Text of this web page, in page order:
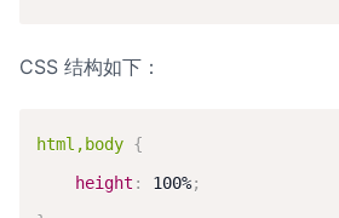
CSS 结构如下：
html,body {
height : 100%;